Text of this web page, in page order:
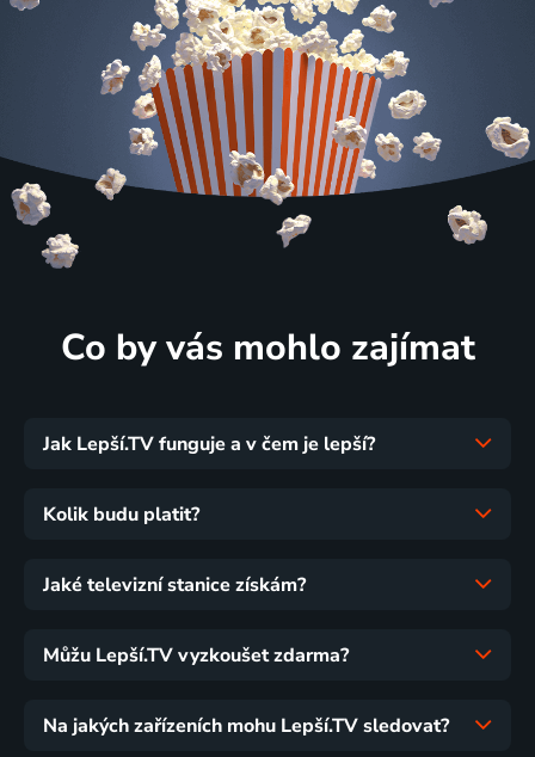
Co by vás mohlo zajímat
Jak Lepší.TV funguje a v čem je lepší?
Kolik budu platit?
Jaké televizní stanice získám?
Můžu Lepší.TV vyzkoušet zdarma?
Na jakých zařízeních mohu Lepší.TV sledovat?